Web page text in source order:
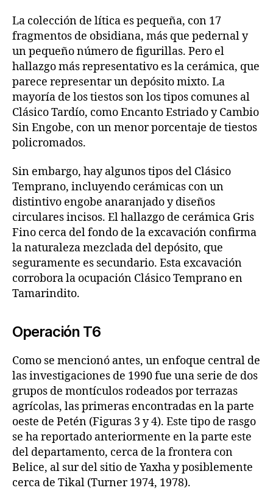
La colección de lítica es pequeña, con 17
fragmentos de obsidiana, más que pedernal y
un pequeño número de figurillas. Pero el
hallazgo más representativo es la cerámica, que
parece representar un depósito mixto. La
mayoría de los tiestos son los tipos comunes al
Clásico Tardío, como Encanto Estriado y Cambio
Sin Engobe, con un menor porcentaje de tiestos
policromados.
Sin embargo, hay algunos tipos del Clásico
Temprano, incluyendo cerámicas con un
distintivo engobe anaranjado y diseños
circulares incisos. El hallazgo de cerámica Gris
Fino cerca del fondo de la excavación confirma
la naturaleza mezclada del depósito, que
seguramente es secundario. Esta excavación
corrobora la ocupación Clásico Temprano en
Tamarindito.
Operación T6
Como se mencionó antes, un enfoque central de
las investigaciones de 1990 fue una serie de dos
grupos de montículos rodeados por terrazas
agrícolas, las primeras encontradas en la parte
oeste de Petén (Figuras 3 y 4). Este tipo de rasgo
se ha reportado anteriormente en la parte este
del departamento, cerca de la frontera con
Belice, al sur del sitio de Yaxha y posiblemente
cerca de Tikal (Turner 1974, 1978).